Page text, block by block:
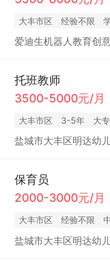
大丰市区 经验不限
爱迪生机器人教育创
托班教师
3500-5000元/月
大丰市区 3-5年 大专
盐城市大丰区明达幼
保育员
2000-3000元/月
大丰市区 经验不限
盐城市大丰区明达幼